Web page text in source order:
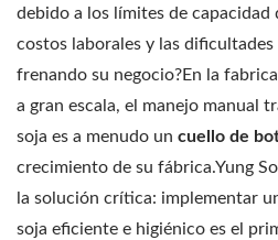
debido a los límites de capacidad
costos laborales y las
frenando su negocio?En la
a gran escala, el manejo manual
soja es a menudo un cuello de
crecimiento de su fábrica.Yung
la solución crítica: implementar
soja eficiente e higiénico es el